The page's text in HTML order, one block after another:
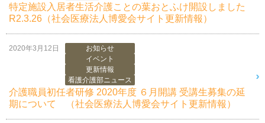
特定施設入居者生活介護ことの葉おとふけ開設しました
R2.3.26（社会医療法人博愛会サイト更新情報）
2020年3月12日
お知らせ
イベント
更新情報
看護介護部ニュース
介護職員初任者研修 2020年度 ６月開講 受講生募集の延
期について （社会医療法人博愛会サイト更新情報）